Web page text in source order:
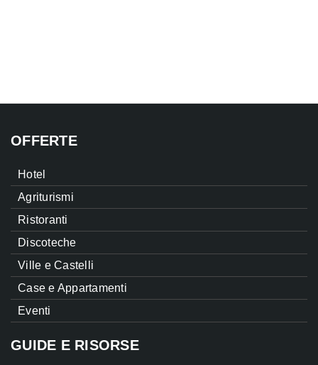
OFFERTE
Hotel
Agriturismi
Ristoranti
Discoteche
Ville e Castelli
Case e Appartamenti
Eventi
GUIDE E RISORSE